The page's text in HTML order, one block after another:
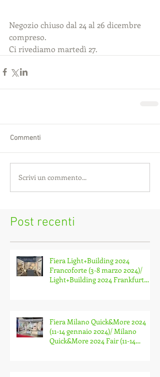
Negozio chiuso dal 24 al 26 dicembre
compreso.
Ci rivediamo martedì 27.
Commenti
Scrivi un commento...
Post recenti
Fiera Light+Building 2024
Francoforte (3-8 marzo 2024)/
Light+Building 2024 Frankfurt
Fiera Milano Quick&More 2024
(11-14 gennaio 2024)/ Milano
Quick&More 2024 Fair (11-14